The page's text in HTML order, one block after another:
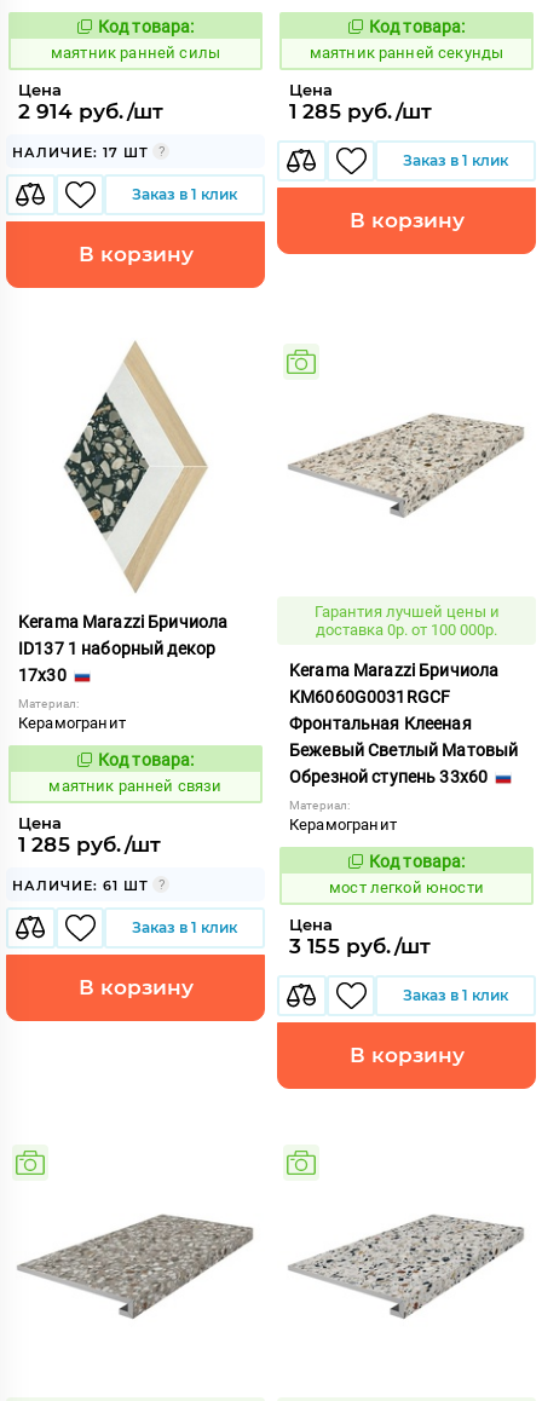
931588
Код товара:
маятник ранней силы
Цена
2 914 руб./шт
НАЛИЧИЕ: 17 ШТ
Заказ в 1 клик
В корзину
931587
Код товара:
маятник ранней секунды
Цена
1 285 руб./шт
Заказ в 1 клик
В корзину
Kerama Marazzi Бричиола
ID137 1 наборный декор
17x30
Материал:
Керамогранит
931586
Код товара:
маятник ранней связи
Цена
1 285 руб./шт
НАЛИЧИЕ: 61 ШТ
Заказ в 1 клик
В корзину
Гарантия лучшей цены и
доставка 0р. от 100 000р.
Kerama Marazzi Бричиола
KM6060G0031RGCF
Фронтальная Клееная
Бежевый Светлый Матовый
Обрезной ступень 33x60
Материал:
Керамогранит
1021248
Код товара:
мост легкой юности
Цена
3 155 руб./шт
Заказ в 1 клик
В корзину